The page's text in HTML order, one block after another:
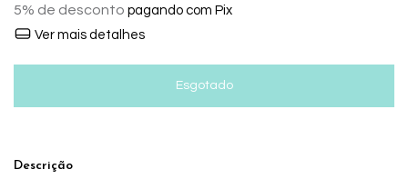
5% de desconto pagando com Pix
Ver mais detalhes
Descrição